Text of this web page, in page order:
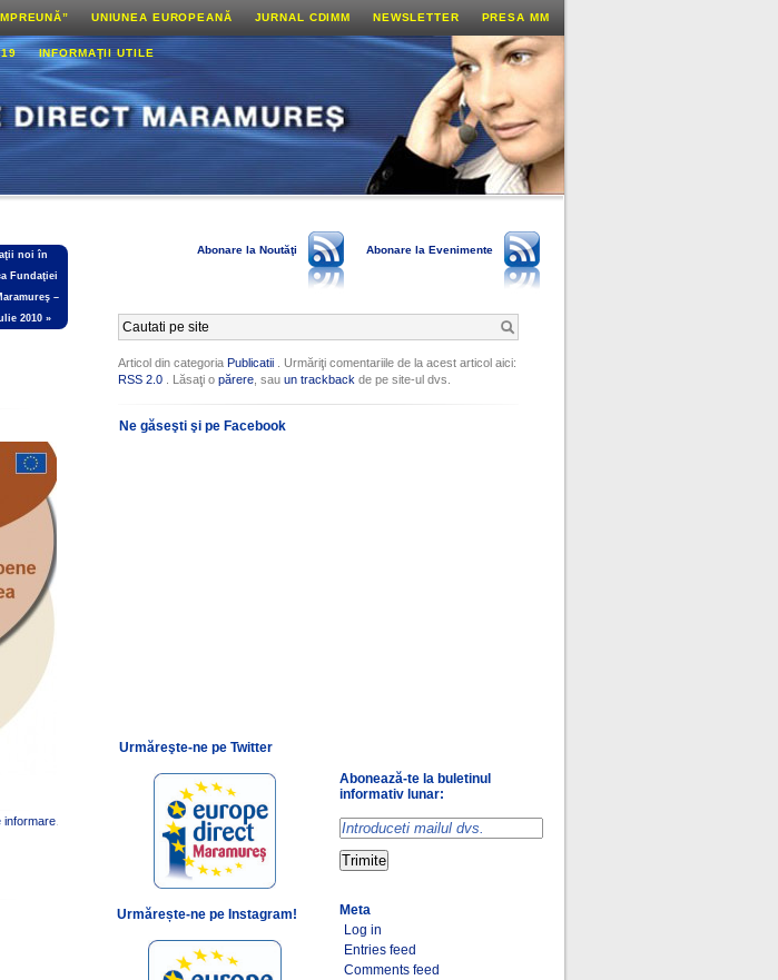
UNIUNEA EUROPEANĂ JURNAL CDIMM NEWSLETTER PRESA MM
INFORMAŢII UTILE
noi în
Fundaţiei
–
2010 »
informare
Abonare la Noutăţi Abonare la Evenimente
Articol din categoriaPublicatii . Urmăriţi comentariile de la acest articol aici:
RSS 2.0 . Lăsaţi opărere , sauun trackbackde pe site-ul dvs.
Ne găseşti şi pe Facebook
Urmăreşte-ne pe Twitter
Urmărește-ne pe Instagram!
Abonează-te la buletinul
informativ lunar:
Meta
Log in
Entries feed
Comments feed